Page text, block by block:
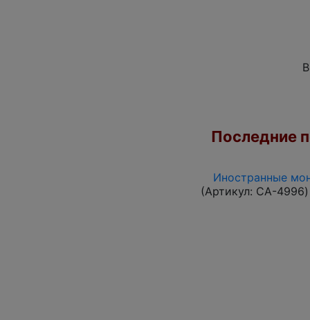
Последние
Иностранные
(Артикул: CA-4996)